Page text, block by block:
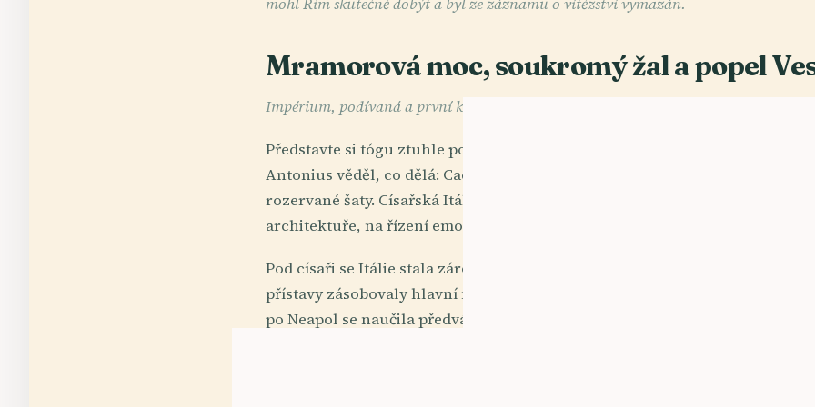
mohl Řím skutečně dobýt a byl ze záznamu o vítězství vymazán.
Mramorová moc, soukromý žal a popel
Impérium, podívaná a první křesťanská Itálie, 27 BCE-476 CE
Představte si tógu ztuhle potřísněnou krví na Fóru, zdviženou k pohledu
Antonius věděl, co dělá: Caesarova mrtvola mohla Římany dojmout méně
rozervané šaty. Císařská Itálie měla být postavena na tomto pochopení – na
architektuře, na řízení emocí od Říma po Milán a přes celý poloostrov.
Pod císaři se Itálie stala zároveň jevištěm i pokladnicí. Silnice svázaly
přístavy zásobovaly hlavní město, vily se rozrůstaly po Kampánii a Toskáně a
po Neapol se naučila předvádět římský život v kameni, lázních, divadlech,